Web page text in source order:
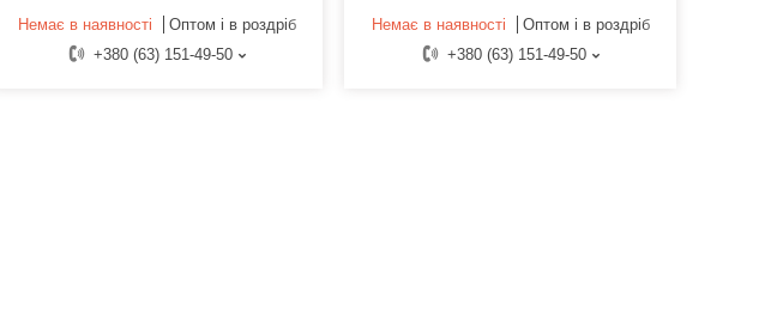
Немає в наявності
Оптом і в роздріб
+380 (63) 151-49-50
Немає в наявності
Оптом і в роздріб
+380 (63) 151-49-50